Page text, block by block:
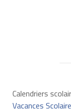
Calendriers
Vacances